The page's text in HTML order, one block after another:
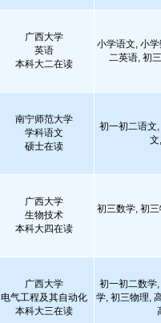
广西大学
英语
本科大二在读
小学语文, 小
二英语, 初
南宁师范大学
学科语文
硕士在读
初一初二语文
广西大学
生物技术
本科大四在读
初三数学, 初
广西大学
电气工程及其自动化
本科大三在读
初一初二数学
学, 初三物理,